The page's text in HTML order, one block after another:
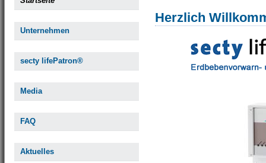
Unternehmen
secty lifePatron®
Media
FAQ
Aktuelles
Herzlich